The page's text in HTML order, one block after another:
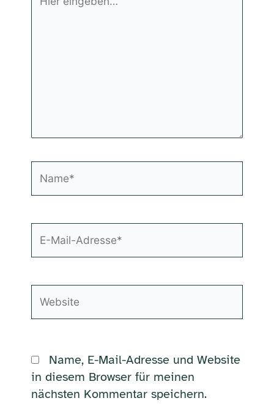
eingeben…
Mail-
Name, E-Mail-Adresse und Website
in diesem Browser für meinen
nächsten Kommentar speichern.